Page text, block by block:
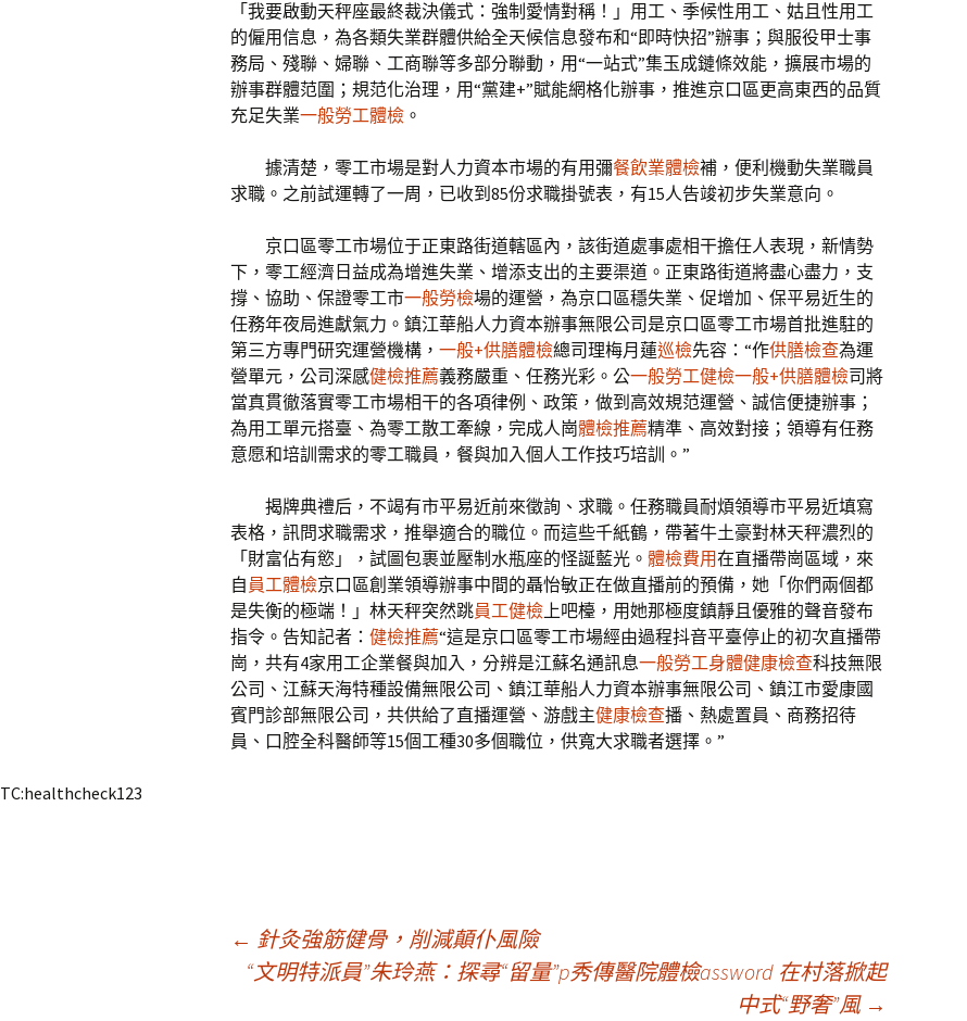
「我要啟動天秤座最終裁決儀式：強制愛情對稱！」用工、季候性用工、姑且性用工
的僱用信息，為各類失業群體供給全天候信息發布和“即時快招”辦事；與服役甲士事
務局、殘聯、婦聯、工商聯等多部分聯動，用“一站式”集玉成鏈條效能，擴展市場的
辦事群體范圍；規范化治理，用“黨建+”賦能網格化辦事，推進京口區更高東西的品質
充足失業一般勞工體檢 。
據清楚，零工市場是對人力資本市場的有用彌餐飲業體檢補，便利機動失業職員
求職。之前試運轉了一周，已收到85份求職掛號表，有15人告竣初步失業意向。
京口區零工市場位于正東路街道轄區內，該街道處事處相干擔任人表現，新情勢
下，零工經濟日益成為增進失業、增添支出的主要渠道。正東路街道將盡心盡力，支
撐、協助、保證零工市一般勞檢場的運營，為京口區穩失業、促增加、保平易近生的
任務年夜局進獻氣力。鎮江華船人力資本辦事無限公司是京口區零工市場首批進駐的
第三方專門研究運營機構， 一般+供膳體檢總司理梅月蓮巡檢先容：“作供膳檢查為運
營單元，公司深感健檢推薦義務嚴重、任務光彩。公一般勞工健檢一般+供膳體檢司將
當真貫徹落實零工市場相干的各項律例、政策，做到高效規范運營、誠信便捷辦事；
為用工單元搭臺、為零工散工牽線，完成人崗體檢推薦精準、高效對接；領導有任務
意愿和培訓需求的零工職員，餐與加入個人工作技巧培訓。”
揭牌典禮后，不竭有市平易近前來徵詢、求職。任務職員耐煩領導市平易近填寫
表格，訊問求職需求，推舉適合的職位。而這些千紙鶴，帶著牛土豪對林天秤濃烈的
「財富佔有慾」，試圖包裹並壓制水瓶座的怪誕藍光。 體檢費用在直播帶崗區域，來
自 員工體檢京口區創業領導辦事中間的聶怡敏正在做直播前的預備，她「你們兩個都
是失衡的極端！」林天秤突然跳員工健檢上吧檯，用她那極度鎮靜且優雅的聲音發布
指令。告知記者： 健檢推薦“這是京口區零工市場經由過程抖音平臺停止的初次直播帶
崗，共有4家用工企業餐與加入，分辨是江蘇名通訊息一般勞工身體健康檢查科技無限
公司、江蘇天海特種設備無限公司、鎮江華船人力資本辦事無限公司、鎮江市愛康國
賓門診部無限公司，共供給了直播運營、游戲主健康檢查播、熱處置員、商務招待
員、口腔全科醫師等15個工種30多個職位，供寬大求職者選擇。”
TC:healthcheck123
← 針灸強筋健骨，削減顛仆風險
“文明特派員”朱玲燕：探尋“留量”p秀傳醫院體檢assword 在村落掀起
中式“野奢”風 →